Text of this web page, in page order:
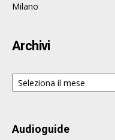
Milano
Archivi
Archivi
Audioguide